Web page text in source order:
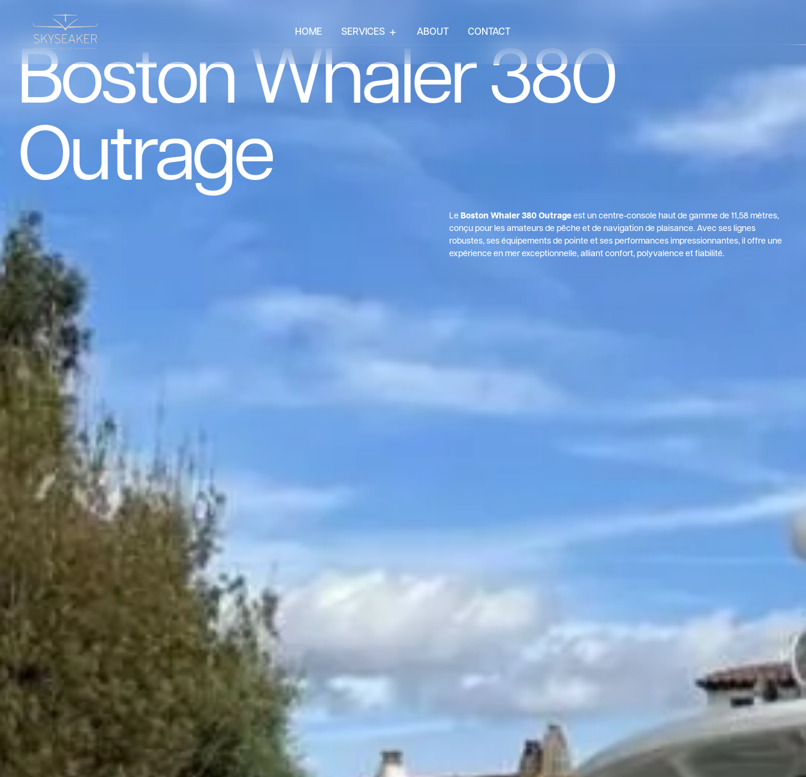
HOME SERVICES ABOUT CONTACT
Boston Whaler 380
Outrage
Le Boston Whaler 380 Outrageest un centre-console haut de gamme de 11,58 mètres,
conçu pour les amateurs de pêche et de navigation de plaisance. Avec ses lignes
robustes, ses équipements de pointe et ses performances impressionnantes, il offre une
expérience en mer exceptionnelle, alliant confort, polyvalence et fiabilité.